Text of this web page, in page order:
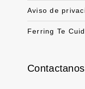
Aviso de
Ferring Te
Contactanos